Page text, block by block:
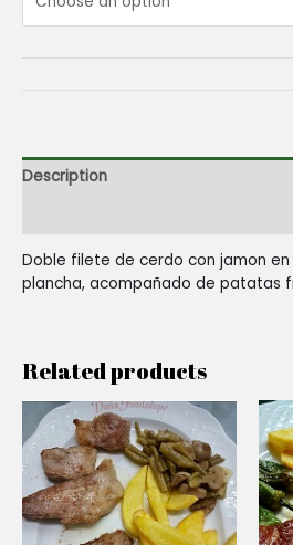
Description
Doble filete de cerdo con jamon
plancha, acompañado de patatas
Related products